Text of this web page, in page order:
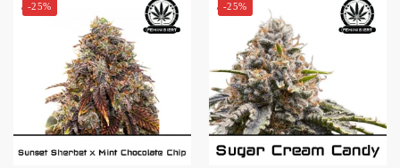
-25% -25%